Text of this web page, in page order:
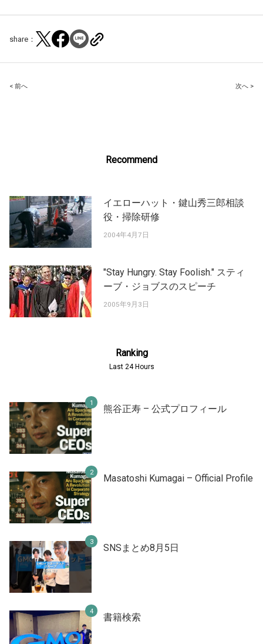
share：
Post
< 前へ 次へ >
Recommend
イエローハット・鍵山秀三郎相談
役・掃除研修
2004年4月7日
"Stay Hungry. Stay Foolish." スティ
ーブ・ジョブスのスピーチ
2005年9月3日
Ranking
Last 24 Hours
熊谷正寿 – 公式プロフィール
Masatoshi Kumagai – Official Profile
SNSまとめ8月5日
書籍検索